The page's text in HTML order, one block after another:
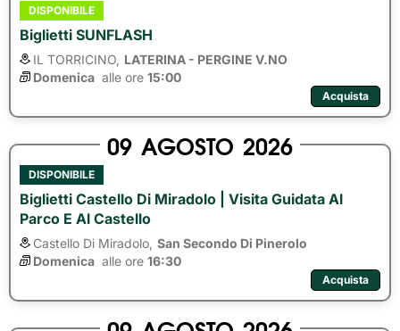
DISPONIBILE
Biglietti SUNFLASH
IL TORRICINO, LATERINA - PERGINE V.NO
Domenica alle ore 15:00
Acquista
09 AGOSTO 2026
DISPONIBILE
Biglietti Castello Di Miradolo | Visita Guidata Al
Parco E Al Castello
Castello Di Miradolo, San Secondo Di Pinerolo
Domenica alle ore 16:30
Acquista